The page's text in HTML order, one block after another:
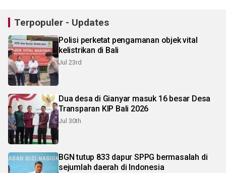
Terpopuler - Updates
Polisi perketat pengamanan objek vital
kelistrikan di Bali
Jul 23rd
Dua desa di Gianyar masuk 16 besar Desa
Transparan KIP Bali 2026
Jul 30th
BGN tutup 833 dapur SPPG bermasalah di
sejumlah daerah di Indonesia